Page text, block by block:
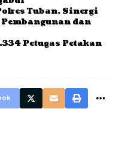
Tuban, Sinergi
dan
Petugas Petakan